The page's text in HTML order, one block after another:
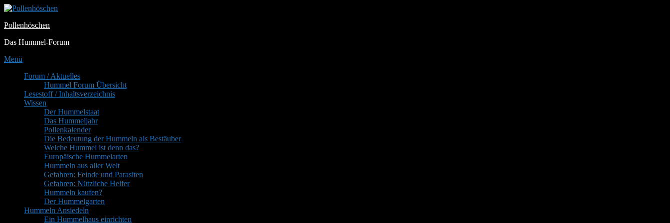
Zum
springen
Pollenhöschen
Das Hummel-Forum
Menü
PrimäresForum / Aktuelles
Hummel Forum Übersicht
Lesestoff / Inhaltsverzeichnis
Wissen
Der Hummelstaat
Das Hummeljahr
Pollenkalender
Die Bedeutung der Hummeln als Bestäuber
Welche Hummel ist denn das?
Europäische Hummelarten
Hummeln aus aller Welt
Gefahren: Feinde und Parasiten
Gefahren: Nützliche Helfer
Hummeln kaufen?
Der Hummelgarten
Hummeln Ansiedeln
Ein Hummelhaus einrichten